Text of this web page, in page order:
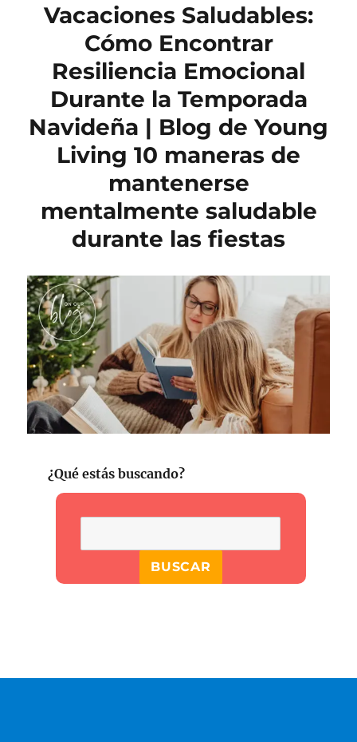
Vacaciones Saludables:
Cómo Encontrar
Resiliencia Emocional
Durante la Temporada
Navideña | Blog de Young
Living 10 maneras de
mantenerse
mentalmente saludable
durante las fiestas
¿Qué estás buscando?